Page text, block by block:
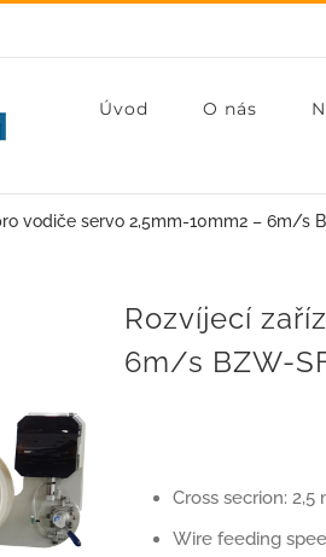
Úvod O nás
vodiče servo 2,5mm-10mm2 – 6m/s
Rozvíjecí
6m/s BZW-
Cross secrion: 2,5
Wire feeding